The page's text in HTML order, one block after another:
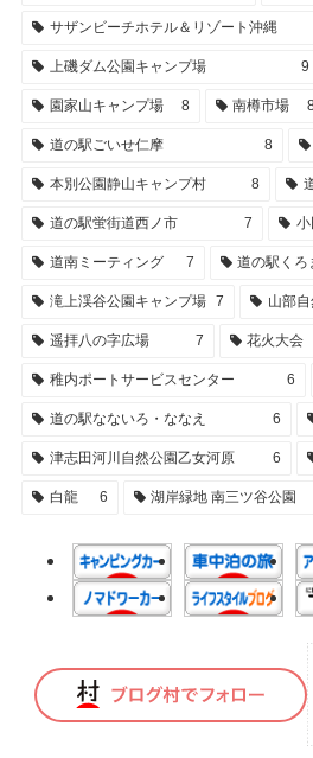
サザンビーチホテル＆リゾート沖縄
上磯ダム公園キャンプ場 9
園家山キャンプ場 8 南樽市場
道の駅ごいせ仁摩 8
本別公園静山キャンプ村 8
道の駅蛍街道西ノ市 7
道南ミーティング 7 道の駅くろ
滝上渓谷公園キャンプ場 7 山部
遥拝八の字広場 7 花火大会
稚内ポートサービスセンター 6
道の駅なないろ・ななえ 6
津志田河川自然公園乙女河原 6
白龍 6 湖岸緑地 南三ツ谷公園